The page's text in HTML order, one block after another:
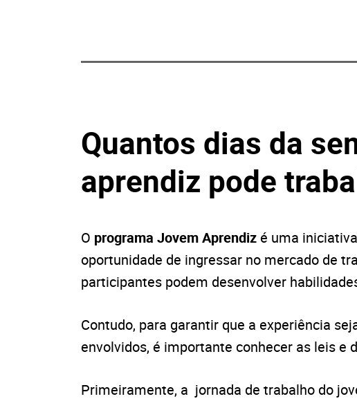
Quantos dias da
aprendiz pode
O programa Jovem Aprendiz é uma
oportunidade de ingressar no mercado de
participantes podem desenvolver
Contudo, para garantir que a experiência
envolvidos, é importante conhecer as leis e
Primeiramente, a jornada de trabalho do